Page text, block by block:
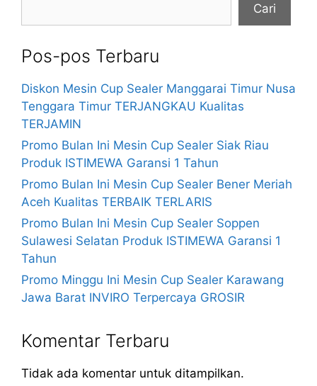
Cari
Pos-pos Terbaru
Diskon Mesin Cup Sealer Manggarai Timur Nusa
Tenggara Timur TERJANGKAU Kualitas
TERJAMIN
Promo Bulan Ini Mesin Cup Sealer Siak Riau
Produk ISTIMEWA Garansi 1 Tahun
Promo Bulan Ini Mesin Cup Sealer Bener Meriah
Aceh Kualitas TERBAIK TERLARIS
Promo Bulan Ini Mesin Cup Sealer Soppen
Sulawesi Selatan Produk ISTIMEWA Garansi 1
Tahun
Promo Minggu Ini Mesin Cup Sealer Karawang
Jawa Barat INVIRO Terpercaya GROSIR
Komentar Terbaru
Tidak ada komentar untuk ditampilkan.